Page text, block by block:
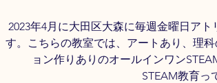
2023年4月に大田区大森に毎週金曜日ア
す。こちらの教室では、アートあり、理
ョン作りありのオールインワン
STEAM教育っ